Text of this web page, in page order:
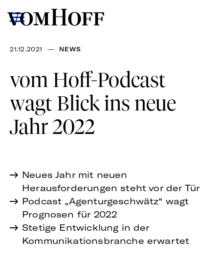
21.12.2021 — NEWS
vom Hoff-Podcast
wagt Blick ins neue
Jahr 2022
Neues Jahr mit neuen
Herausforderungen steht vor der Tür
Podcast „Agenturgeschwätz“ wagt
Prognosen für 2022
Stetige Entwicklung in der
Kommunikationsbranche erwartet